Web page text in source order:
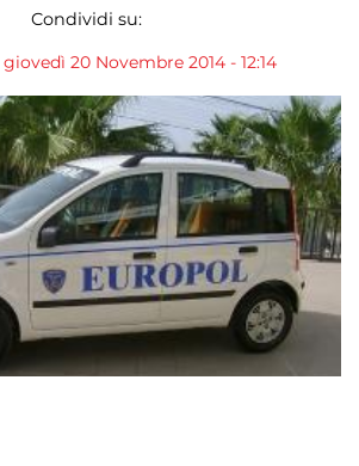
Condividi su:
giovedì 20 Novembre 2014 - 12:14